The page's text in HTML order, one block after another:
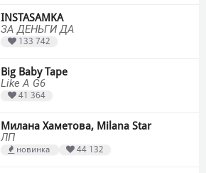
INSTASAMKA
ЗА ДЕНЬГИ ДА
133 742
Big Baby Tape
Like A G6
41 364
Милана Хаметова, Milana Star
ЛП
новинка 44 132